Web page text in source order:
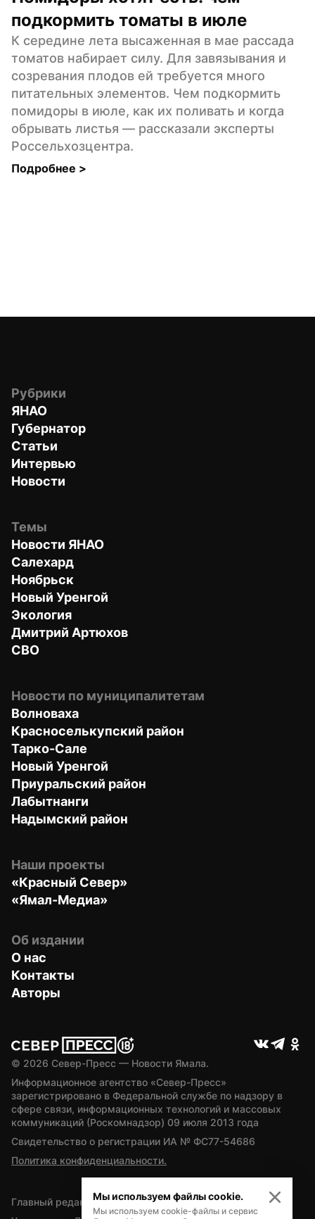
подкормить томаты в июле
К середине лета высаженная в мае рассада
томатов набирает силу. Для завязывания и
созревания плодов ей требуется много
питательных элементов. Чем подкормить
помидоры в июле, как их поливать и когда
обрывать листья — рассказали эксперты
Россельхозцентра.
Подробнее >
Рубрики
ЯНАО
Губернатор
Статьи
Интервью
Новости
Темы
Новости ЯНАО
Салехард
Ноябрьск
Новый Уренгой
Экология
Дмитрий Артюхов
СВО
Новости по муниципалитетам
Волноваха
Красноселькупский район
Тарко-Сале
Новый Уренгой
Приуральский район
Лабытнанги
Надымский район
Наши проекты
«Красный Север»
«Ямал-Медиа»
Об издании
О нас
Контакты
Авторы
© 2026 Север-Пресс — Новости Ямала.
Информационное агентство «Север-Пресс»
зарегистрировано в Федеральной службе по надзору в
сфере связи, информационных технологий и массовых
коммуникаций (Роскомнадзор) 09 июля 2013 года
Свидетельство о регистрации ИА № ФС77-54686
Политика конфиденциальности.
Главный редактор — А.Л. Поздеев
Мы используем файлы cookie.
Мы используем cookie-файлы и сервис